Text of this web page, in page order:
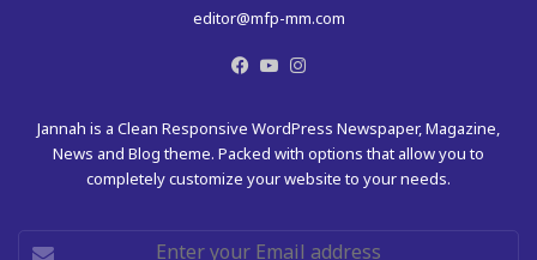
editor@mfp-mm.com
Facebook
YouTube
Jannah is a Clean Responsive WordPress Newspaper, Magazine,
News and Blog theme. Packed with options that allow you to
completely customize your website to your needs.
Enter